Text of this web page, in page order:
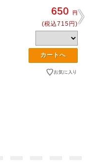
650 円
(税込715円)